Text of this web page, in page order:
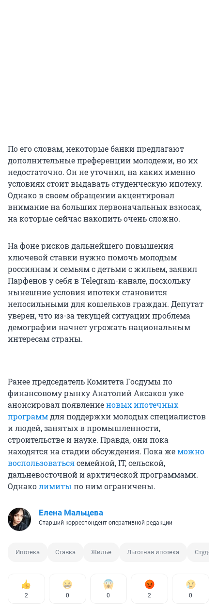
По его словам, некоторые банки предлагают
дополнительные преференции молодежи, но их
недостаточно. Он не уточнил, на каких именно
условиях стоит выдавать студенческую ипотеку.
Однако в своем обращении акцентировал
внимание на больших первоначальных взносах,
на которые сейчас накопить очень сложно.
На фоне рисков дальнейшего повышения
ключевой ставки нужно помочь молодым
россиянам и семьям с детьми с жильем, заявил
Парфенов у себя в Telegram-канале, поскольку
нынешние условия ипотеки становится
непосильными для кошельков граждан. Депутат
уверен, что из-за текущей ситуации проблема
демографии начнет угрожать национальным
интересам страны.
Ранее председатель Комитета Госдумы по
финансовому рынку Анатолий Аксаков уже
анонсировал появлениеновых ипотечных
программдля поддержки молодых специалистов
и людей, занятых в промышленности,
строительстве и науке. Правда, они пока
находятся на стадии обсуждения. Пока жеможно
воспользоватьсясемейной, IT, сельской,
дальневосточной и арктической программами.
Однаколимиты по ним ограничены.
Елена Мальцева
Старший корреспондент оперативной редакции
Ипотека Ставка Жилье Льготная ипотека
2 0 0 2 0